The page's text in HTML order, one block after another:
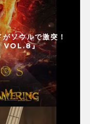
ソウルで激突！
VOL.8』